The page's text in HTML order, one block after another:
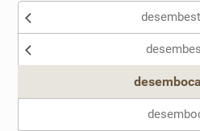
Nenhum dos sinônimos